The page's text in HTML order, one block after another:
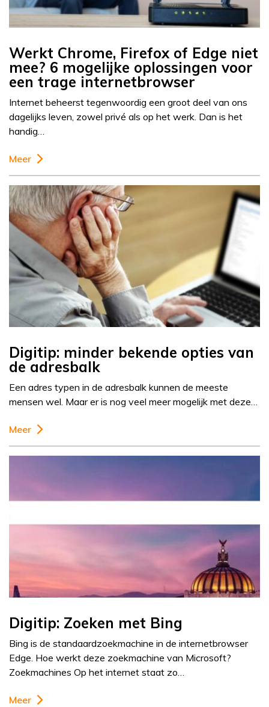
Werkt Chrome, Firefox of Edge niet
mee? 6 mogelijke oplossingen voor
een trage internetbrowser
Internet beheerst tegenwoordig een groot deel van ons
dagelijks leven, zowel privé als op het werk. Dan is het
handig…
Meer
Digitip: minder bekende opties van
de adresbalk
Een adres typen in de adresbalk kunnen de meeste
mensen wel. Maar er is nog veel meer mogelijk met deze…
Meer
Digitip: Zoeken met Bing
Bing is de standaardzoekmachine in de internetbrowser
Edge. Hoe werkt deze zoekmachine van Microsoft?
Zoekmachines Op het internet staat zo…
Meer